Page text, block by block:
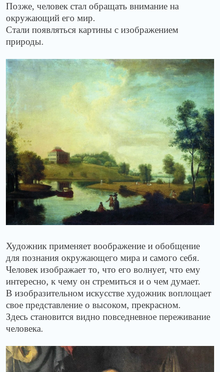
Позже, человек стал обращать внимание на
окружающий его мир.
Стали появляться картины с изображением
природы.
Художник применяет воображение и обобщение
для познания окружающего мира и самого себя.
Человек изображает то, что его волнует, что ему
интересно, к чему он стремиться и о чем думает.
В изобразительном искусстве художник воплощает
свое представление о высоком, прекрасном.
Здесь становится видно повседневное переживание
человека.